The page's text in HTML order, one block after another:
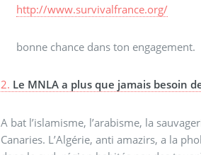
http://www.survivalfrance.org/
bonne chance dans ton engagement.
2. Le MNLA a plus que jamais besoin
A bat l’islamisme, l’arabisme, la
Canaries. L’Algérie, anti amazirs, a la